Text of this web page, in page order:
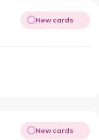
New cards
New cards